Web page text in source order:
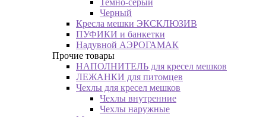
Темно-серый
Черный
Кресла мешки ЭКСКЛЮЗИВ
ПУФИКИ и банкетки
Надувной АЭРОГАМАК
Прочие товары
НАПОЛНИТЕЛЬ для кресел мешков
ЛЕЖАНКИ для питомцев
Чехлы для кресел мешков
Чехлы внутренние
Чехлы наружные